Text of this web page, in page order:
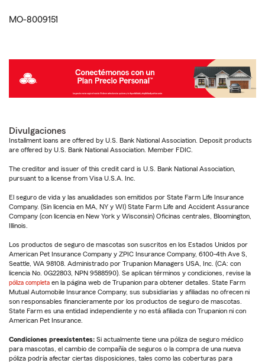
MO-8009151
Divulgaciones
Installment loans are offered by U.S. Bank National Association. Deposit products
are offered by U.S. Bank National Association. Member FDIC.
The creditor and issuer of this credit card is U.S. Bank National Association,
pursuant to a license from Visa U.S.A. Inc.
El seguro de vida y las anualidades son emitidos por State Farm Life Insurance
Company. (Sin licencia en MA, NY y WI) State Farm Life and Accident Assurance
Company (con licencia en New York y Wisconsin) Oficinas centrales, Bloomington,
Illinois.
Los productos de seguro de mascotas son suscritos en los Estados Unidos por
American Pet Insurance Company y ZPIC Insurance Company, 6100-4th Ave S,
Seattle, WA 98108. Administrado por Trupanion Managers USA, Inc. (CA: con
licencia No. 0G22803, NPN 9588590). Se aplican términos y condiciones, revise la
póliza completa en la página web de Trupanion para obtener detalles. State Farm
Mutual Automobile Insurance Company, sus subsidiarias y afiliadas no ofrecen ni
son responsables financieramente por los productos de seguro de mascotas.
State Farm es una entidad independiente y no está afiliada con Trupanion ni con
American Pet Insurance.
Condiciones preexistentes: Si actualmente tiene una póliza de seguro médico
para mascotas, el cambio de compañía de seguros o la compra de una nueva
póliza podría afectar ciertas disposiciones, tales como las coberturas para